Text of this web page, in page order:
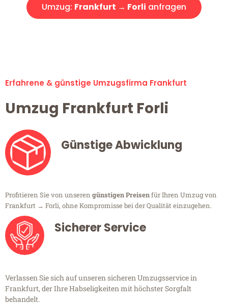
Umzug: Frankfurt → Forli anfragen
Erfahrene & günstige Umzugsfirma Frankfurt
Umzug Frankfurt Forli
Günstige Abwicklung
Profitieren Sie von unseren günstigen Preisenfür Ihren Umzug von
Frankfurt → Forli, ohne Kompromisse bei der Qualität einzugehen.
Sicherer Service
Verlassen Sie sich auf unseren sicheren Umzugsservice in
Frankfurt, der Ihre Habseligkeiten mit höchster Sorgfalt
behandelt.